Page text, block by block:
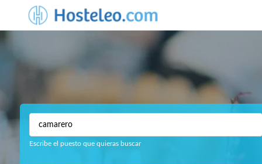
Escribe el puesto que quieras buscar